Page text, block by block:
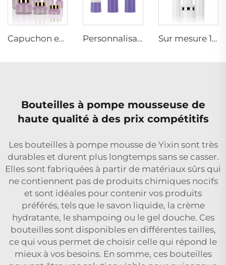
Capuchon en aluminium doré Ensemble de sept pièces mat / rose pâle pot de crème bouteille en verre emballage de soin de la peau support personnalisé Personnalisable Luxe Vide Flacon Plastique Mousse Lotion à Pompe 15 30 50ml Cosmétiques Soins de la Peau Bouteille Airless Avec Lotion à Pompe Sur mesure 120ml 100ml 40ml bouteille en verre cosmétique vide blanche de luxe avec pompe à lotion pour soins de la peau
Bouteilles à pompe mousseuse de
haute qualité à des prix compétitifs
Les bouteilles à pompe mousse de Yixin sont très
durables et durent plus longtemps sans se casser.
Elles sont fabriquées à partir de matériaux sûrs qui
ne contiennent pas de produits chimiques nocifs
et sont idéales pour contenir vos produits
préférés, tels que le savon liquide, la crème
hydratante, le shampoing ou le gel douche. Ces
bouteilles sont disponibles en différentes tailles,
ce qui vous permet de choisir celle qui répond le
mieux à vos besoins. En somme, ces bouteilles